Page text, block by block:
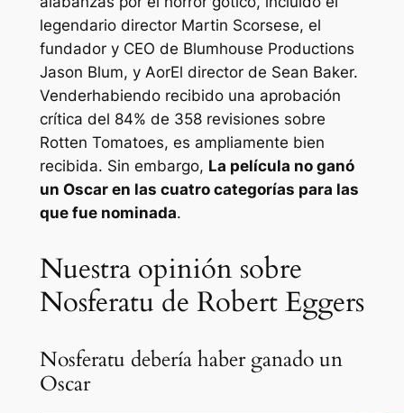
legendario director Martin Scorsese, el
fundador y CEO de Blumhouse Productions
Jason Blum, y AorEl director de Sean Baker.
Venderhabiendo recibido una aprobación
crítica del 84% de 358 revisiones sobre
Rotten Tomatoes, es ampliamente bien
recibida. Sin embargo, La película no ganó
un Oscar en las cuatro categorías para las
que fue nominada.
Nuestra opinión sobre
Nosferatu de Robert Eggers
Nosferatu debería haber ganado un
Oscar